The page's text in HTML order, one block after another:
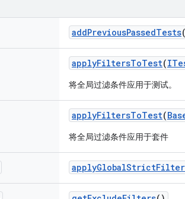
addPreviousPassedTests
applyFiltersToTest(
将全局过滤条件应用于测试。
applyFiltersToTest(
将全局过滤条件应用于套件
applyGlobalStrict